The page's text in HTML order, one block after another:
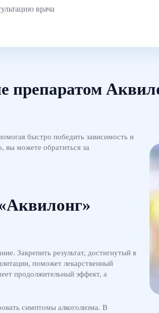
врача
препаратом
быстро победить зависимость и
вы можете обратиться за
Закрепить результат, достигнутый в
поможет лекарственный
продолжительный эффект, а
симптомы алкоголизма. В